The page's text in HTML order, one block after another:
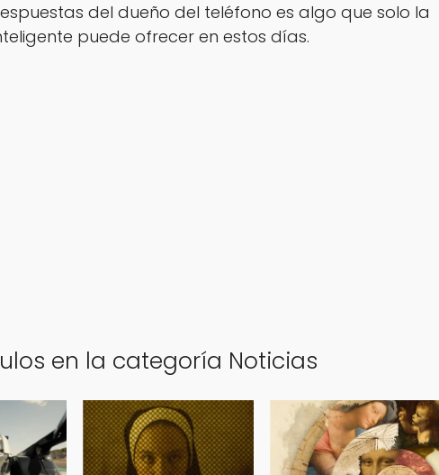
del dueño del teléfono es algo que solo la
puede ofrecer en estos días.
en la categoría Noticias